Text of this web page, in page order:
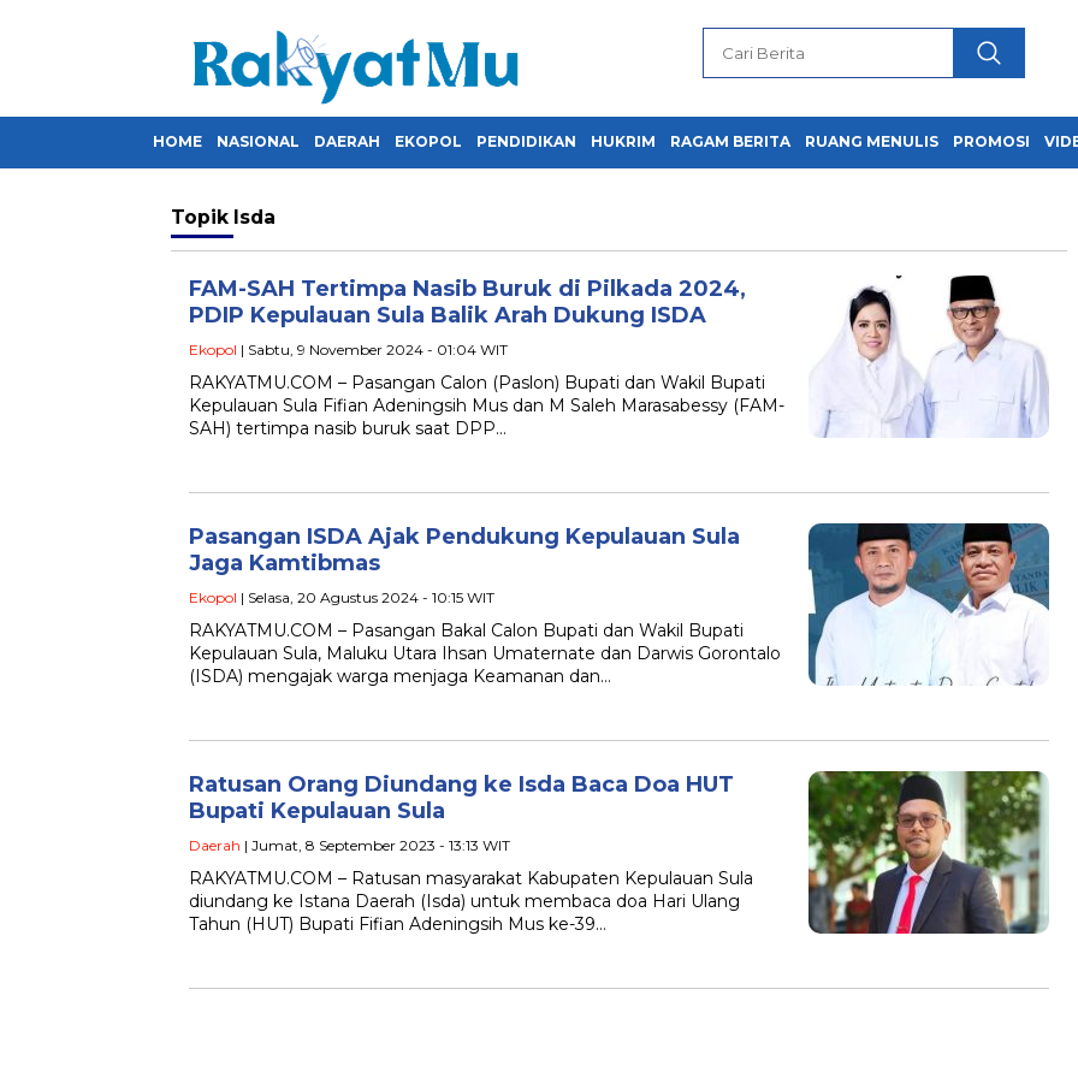
HOME NASIONAL DAERAH EKOPOL PENDIDIKAN HUKRIM RAGAM BERITA RUANG MENULIS PROMOSI
Topik Isda
FAM-SAH Tertimpa Nasib Buruk di Pilkada 2024,
PDIP Kepulauan Sula Balik Arah Dukung ISDA
Ekopol | Sabtu, 9 November 2024 - 01:04 WIT
RAKYATMU.COM – Pasangan Calon (Paslon) Bupati dan Wakil Bupati
Kepulauan Sula Fifian Adeningsih Mus dan M Saleh Marasabessy (FAM-
SAH) tertimpa nasib buruk saat DPP…
Pasangan ISDA Ajak Pendukung Kepulauan Sula
Jaga Kamtibmas
Ekopol | Selasa, 20 Agustus 2024 - 10:15 WIT
RAKYATMU.COM – Pasangan Bakal Calon Bupati dan Wakil Bupati
Kepulauan Sula, Maluku Utara Ihsan Umaternate dan Darwis Gorontalo
(ISDA) mengajak warga menjaga Keamanan dan…
Ratusan Orang Diundang ke Isda Baca Doa HUT
Bupati Kepulauan Sula
Daerah | Jumat, 8 September 2023 - 13:13 WIT
RAKYATMU.COM – Ratusan masyarakat Kabupaten Kepulauan Sula
diundang ke Istana Daerah (Isda) untuk membaca doa Hari Ulang
Tahun (HUT) Bupati Fifian Adeningsih Mus ke-39…